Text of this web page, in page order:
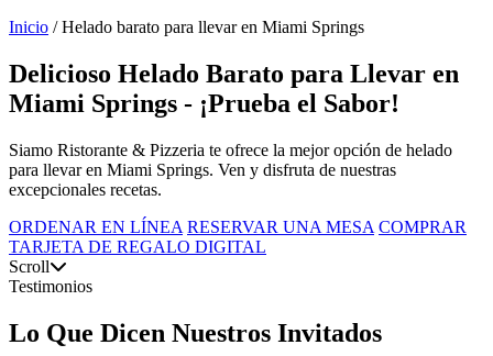
Inicio / Helado barato para llevar en Miami Springs
Delicioso Helado Barato para Llevar en
Miami Springs - ¡Prueba el Sabor!
Siamo Ristorante & Pizzeria te ofrece la mejor opción de helado
para llevar en Miami Springs. Ven y disfruta de nuestras
excepcionales recetas.
ORDENAR EN LÍNEA RESERVAR UNA MESA COMPRAR
TARJETA DE REGALO DIGITAL
Scroll
Testimonios
Lo Que Dicen Nuestros Invitados